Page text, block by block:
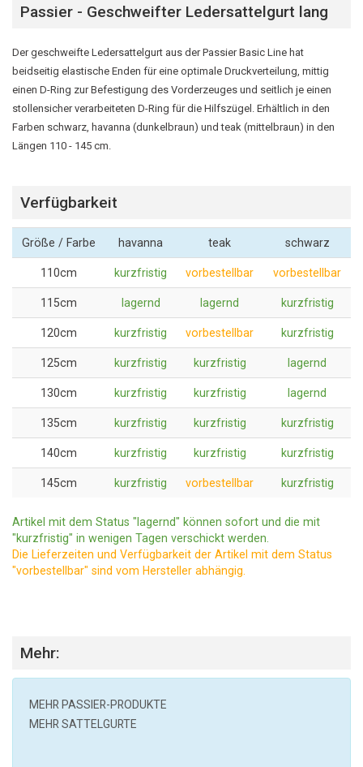
Passier - Geschweifter Ledersattelgurt lang
Der geschweifte Ledersattelgurt aus der Passier Basic Line hat
beidseitig elastische Enden für eine optimale Druckverteilung, mittig
einen D-Ring zur Befestigung des Vorderzeuges und seitlich je einen
stollensicher verarbeiteten D-Ring für die Hilfszügel. Erhältlich in den
Farben schwarz, havanna (dunkelbraun) und teak (mittelbraun) in den
Längen 110 - 145 cm.
Verfügbarkeit
Größe / Farbe havanna teak schwarz
110cm kurzfristig vorbestellbar vorbestellbar
115cm lagernd lagernd kurzfristig
120cm kurzfristig vorbestellbar kurzfristig
125cm kurzfristig kurzfristig lagernd
130cm kurzfristig kurzfristig lagernd
135cm kurzfristig kurzfristig kurzfristig
140cm kurzfristig kurzfristig kurzfristig
145cm kurzfristig vorbestellbar kurzfristig
Artikel mit dem Status "lagernd" können sofort und die mit
"kurzfristig" in wenigen Tagen verschickt werden.
Die Lieferzeiten und Verfügbarkeit der Artikel mit dem Status
"vorbestellbar" sind vom Hersteller abhängig.
Mehr:
MEHR PASSIER-PRODUKTE
MEHR SATTELGURTE